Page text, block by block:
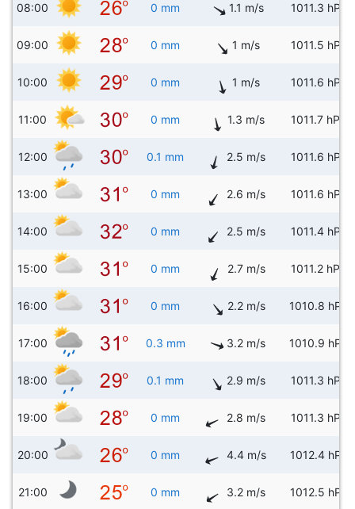
08:00 0 mm 1.1 m/s 1011.3 hPa
09:00 0 mm 1 m/s 1011.5 hPa
10:00 0 mm 1 m/s 1011.6 hPa
11:00 0 mm 1.3 m/s 1011.7 hPa
12:00 0.1 mm 2.5 m/s 1011.6 hPa
13:00 0 mm 2.6 m/s 1011.6 hPa
14:00 0 mm 2.5 m/s 1011.4 hPa
15:00 0 mm 2.7 m/s 1011.2 hPa
16:00 0 mm 2.2 m/s 1010.8 hPa
17:00 0.3 mm 3.2 m/s 1010.9 hPa
18:00 0.1 mm 2.9 m/s 1011.3 hPa
19:00 0 mm 2.8 m/s 1011.3 hPa
20:00 0 mm 4.4 m/s 1012.4 hPa
21:00 0 mm 3.2 m/s 1012.5 hPa